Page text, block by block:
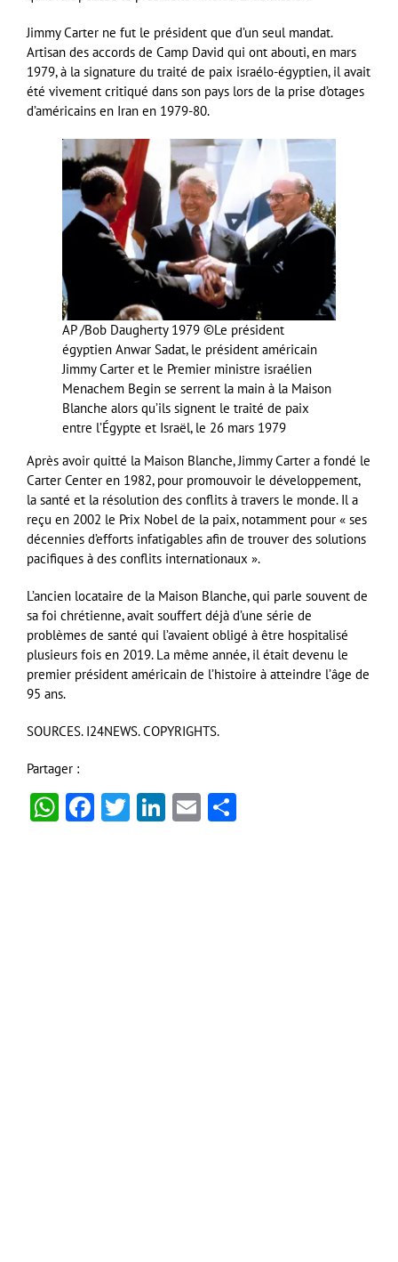
Jimmy Carter ne fut le président que d’un seul mandat.
Artisan des accords de Camp David qui ont abouti, en mars
1979, à la signature du traité de paix israélo-égyptien, il avait
été vivement critiqué dans son pays lors de la prise d’otages
d’américains en Iran en 1979-80.
AP /Bob Daugherty 1979 ©Le président
égyptien Anwar Sadat, le président américain
Jimmy Carter et le Premier ministre israélien
Menachem Begin se serrent la main à la Maison
Blanche alors qu’ils signent le traité de paix
entre l’Égypte et Israël, le 26 mars 1979
Après avoir quitté la Maison Blanche, Jimmy Carter a fondé le
Carter Center en 1982, pour promouvoir le développement,
la santé et la résolution des conflits à travers le monde. Il a
reçu en 2002 le Prix Nobel de la paix, notamment pour « ses
décennies d’efforts infatigables afin de trouver des solutions
pacifiques à des conflits internationaux ».
L’ancien locataire de la Maison Blanche, qui parle souvent de
sa foi chrétienne, avait souffert déjà d’une série de
problèmes de santé qui l’avaient obligé à être hospitalisé
plusieurs fois en 2019. La même année, il était devenu le
premier président américain de l’histoire à atteindre l’âge de
95 ans.
SOURCES. I24NEWS. COPYRIGHTS.
Partager :
WhatsApp
Facebook
Twitter
LinkedIn
Email